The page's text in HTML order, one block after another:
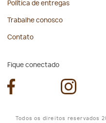
Política de entregas
Trabalhe conosco
Contato
Fique conectado
Todos os direitos reservados